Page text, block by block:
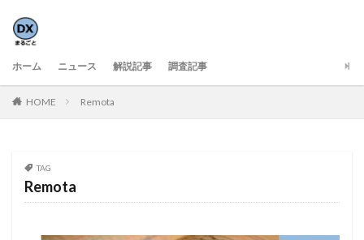
ホーム ニュース 解説記事 調査記事
HOME Remota
TAG
Remota